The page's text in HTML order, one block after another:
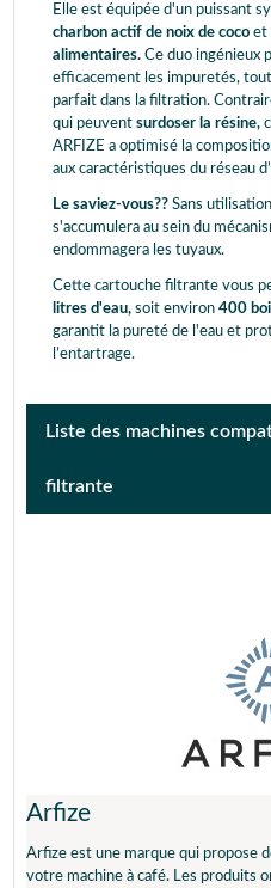
Elle est équipée d'un puissant
charbon actif de noix de coco et
alimentaires. Ce duo ingénieux
efficacement les impuretés,
parfait dans la filtration.
qui peuvent surdoser la résine,
ARFIZE a optimisé la
aux caractéristiques du réseau
Le saviez-vous?? Sans
s'accumulera au sein du
endommagera les tuyaux.
Cette cartouche filtrante vous
litres d'eau, soit environ 400
garantit la pureté de l'eau et
l’entartrage.
Liste des machines
filtrante
ARABICA NOIRE ECRAN
LCD QUATTRO FORCE
CLARIS
COMBI K 2 - XP 2
Arfize
Arfize est une marque qui propose
votre machine à café. Les produits